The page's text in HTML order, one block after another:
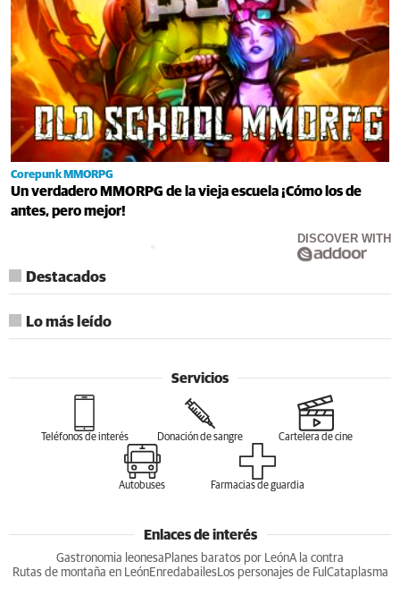
Corepunk MMORPG
Un verdadero MMORPG de la vieja escuela ¡Cómo los de
antes, pero mejor!
DISCOVER WITH
Destacados
Lo más leído
Servicios
Teléfonos de interés Donación de sangre Cartelera de cine
Autobuses Farmacias de guardia
Enlaces de interés
Gastronomia leonesa Planes baratos por LeónA la contra
Rutas de montaña en LeónEnredabailesLos personajes de Ful Cataplasma